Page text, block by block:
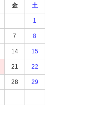
金 土
1
7 8
14 15
21 22
28 29